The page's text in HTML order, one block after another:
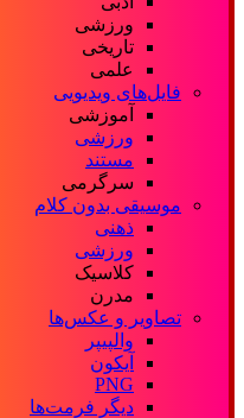
ورزشی
تاریخی
علمی
فایل‌های ویدیویی
آموزشی
ورزشی
مستند
سرگرمی
موسیقی بدون کلام
ذهنی
ورزشی
کلاسیک
مدرن
تصاویر و عکس‌ها
والپیپر
آیکون
PNG
دیگر فرمت‌ها